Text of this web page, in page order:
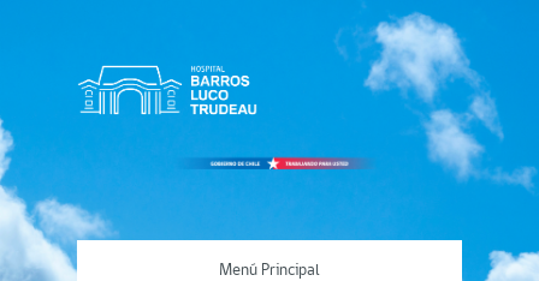
Menú Principal